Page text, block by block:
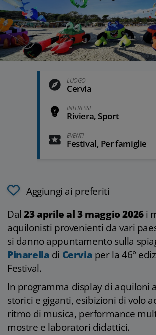
LUOGO
Cervia
INTERESSI
Riviera, Sport
EVENTI
Festival, Per famiglie
Aggiungi ai preferiti
Dal23 aprile al 3 maggio 2026i
aquilonisti provenienti da vari
si danno appuntamento sulla
Pinarella di Cervia per la 46°
Festival.
In programma display di aquiloni
storici e giganti, esibizioni di volo
ritmo di musica, performance
mostre e laboratori didattici.